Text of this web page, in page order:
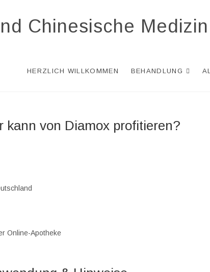
Chinesische Medizin
HERZLICH WILLKOMMEN BEHANDLUNG
kann von Diamox profitieren?
Online-Apotheke